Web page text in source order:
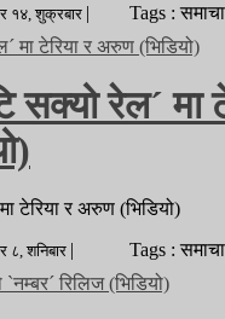
१४, शुक्रबार | Tags :
सक्यो रेल´ मा
टेरिया र अरुण (भिडियो)
८,शनिबार | Tags :